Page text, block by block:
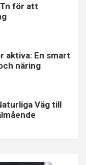
för att
aktiva: En smart
näring
Väg till